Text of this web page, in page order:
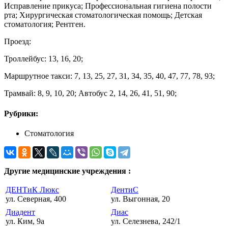
Исправление прикуса; Профессиональная гигиена полости
рта; Хирургическая стоматологическая помощь; Детская
стоматология; Рентген.
Проезд:
Троллейбус: 13, 16, 20;
Маршрутное такси: 7, 13, 25, 27, 31, 34, 35, 40, 47, 77, 78, 93;
Трамвай: 8, 9, 10, 20; Автобус 2, 14, 26, 41, 51, 90;
Рубрики:
Стоматология
Другие медицинские учреждения :
ДЕНТиК Люкс
ул. Северная, 400
ДентиС
ул. Выгонная, 20
Диадент
ул. Ким, 9а
Диас
ул. Селезнева, 242/1